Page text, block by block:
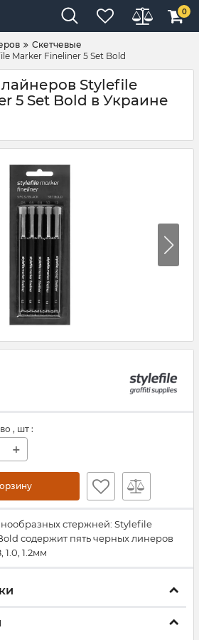
0
Cкетчевые
Marker Fineliner 5 Set Bold
Stylefile
5 Set Bold в Украине
, шт :
+
стержней: Stylefile
содержит пять черных линеров
1.0, 1.2мм